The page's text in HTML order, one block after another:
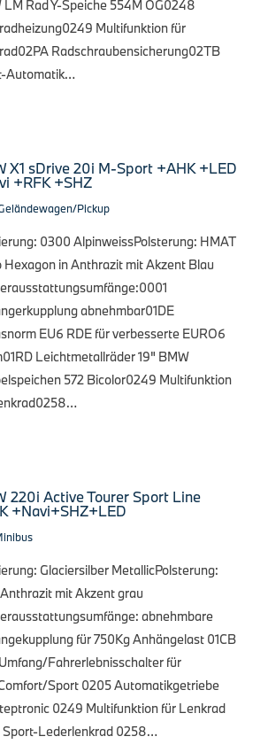
LM Rad Y-Speiche 554M OG0248
Multifunktion für
Radschraubensicherung02TB
Automatik…
X1 sDrive 20i M-Sport +AHK +LED
+RFK +SHZ
Pickup
0300 AlpinweissPolsterung: HMAT
Hexagon in Anthrazit mit Akzent Blau
abnehmbar01DE
EU6 RDE für verbesserte EURO6
Leichtmetallräder 19" BMW
572 Bicolor0249 Multifunktion
220i Active Tourer Sport Line
+Navi+SHZ+LED
Glaciersilber MetallicPolsterung:
mit Akzent grau
abnehmbare
für 750Kg Anhängelast 01CB
Fahrerlebnisschalter für
Sport 0205 Automatikgetriebe
0249 Multifunktion für Lenkrad
Sport-Lederlenkrad 0258…